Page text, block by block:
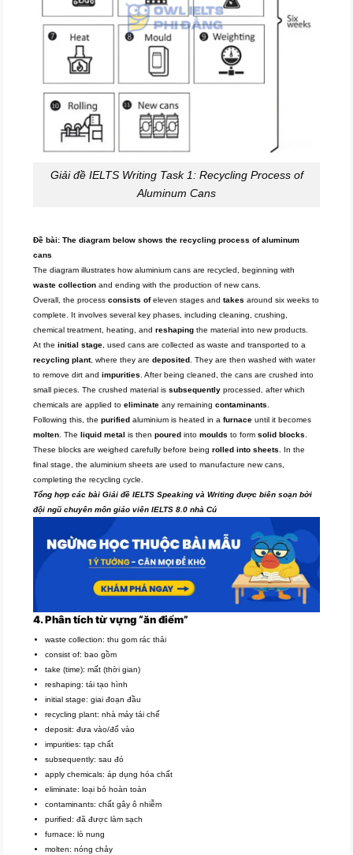
Giải đề IELTS Writing Task 1: Recycling Process of
Aluminum Cans
Đề bài: The diagram below shows the recycling process of aluminum
cans
The diagram illustrates how aluminium cans are recycled, beginning with
waste collection and ending with the production of new cans.
Overall, the processconsists ofeleven stages andtakes around six weeks to
complete. It involves several key phases, including cleaning, crushing,
chemical treatment, heating, andreshaping the material into new products.
At theinitial stage , used cans are collected as waste and transported to a
recycling plant, where they aredeposited . They are then washed with water
to remove dirt andimpurities . After being cleaned, the cans are crushed into
small pieces. The crushed material issubsequently processed, after which
chemicals are applied toeliminate any remainingcontaminants
Following this, thepurified aluminium is heated in afurnace until it becomes
molten . Theliquid metal is thenpoured intomoulds to formsolid blocks
These blocks are weighed carefully before beingrolled into sheets
. In the
final stage, the aluminium sheets are used to manufacture new cans,
completing the recycling cycle.
Tổng hợp các bài Giải đề IELTS Speaking và Writing được biên soạn bởi
đội ngũ chuyên môn giáo viên IELTS 8.0 nhà Cú
4. Phân tích từ vựng “ăn điểm”
waste collection: thu gom rác thải
consist of: bao gồm
take (time): mất (thời gian)
reshaping: tái tạo hình
initial stage: giai đoạn đầu
recycling plant: nhà máy tái chế
deposit: đưa vào/đổ vào
impurities: tạp chất
subsequently: sau đó
apply chemicals: áp dụng hóa chất
eliminate: loại bỏ hoàn toàn
contaminants: chất gây ô nhiễm
purified: đã được làm sạch
furnace: lò nung
molten: nóng chảy